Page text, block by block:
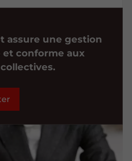
assure une gestion
et conforme aux